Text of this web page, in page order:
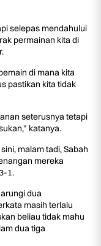
selepas mendahului
permainan kita di
di mana kita
pastikan kita tidak
seterusnya tetapi
katanya.
malam tadi, Sabah
mereka
1.
dua
masih terlalu
beliau tidak mahu
dua tiga